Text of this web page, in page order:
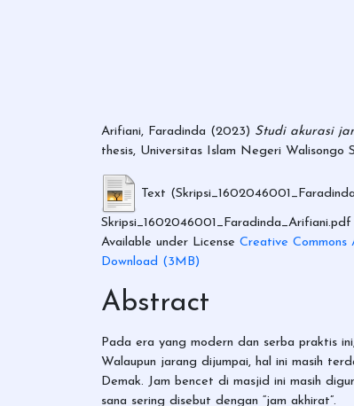
Arifiani, Faradinda (2023) Studi akurasi
thesis, Universitas Islam Negeri Walisongo
Text
Skripsi_1602046001_Faradinda_Arifiani.pdf
Available under License Creative
Download (3MB)
Abstract
Pada era yang modern dan serba praktis
Walaupun jarang dijumpai, hal ini masih
Demak. Jam bencet di masjid ini masih
sana sering disebut dengan “jam akhirat”.